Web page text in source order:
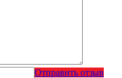
Отправить отзыв